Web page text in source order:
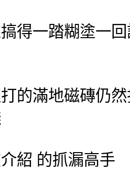
得一踏糊塗一
的滿地磁磚仍
紹 的抓漏高手